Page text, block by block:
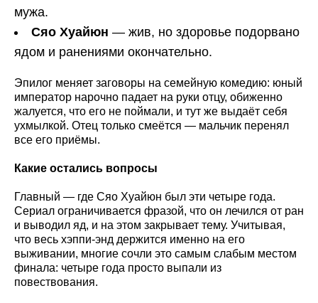
мужа.
Сяо Хуайюн — жив, но здоровье подорвано
ядом и ранениями окончательно.
Эпилог меняет заговоры на семейную комедию: юный
император нарочно падает на руки отцу, обиженно
жалуется, что его не поймали, и тут же выдаёт себя
ухмылкой. Отец только смеётся — мальчик перенял
все его приёмы.
Какие остались вопросы
Главный — где Сяо Хуайюн был эти четыре года.
Сериал ограничивается фразой, что он лечился от ран
и выводил яд, и на этом закрывает тему. Учитывая,
что весь хэппи-энд держится именно на его
выживании, многие сочли это самым слабым местом
финала: четыре года просто выпали из
повествования.